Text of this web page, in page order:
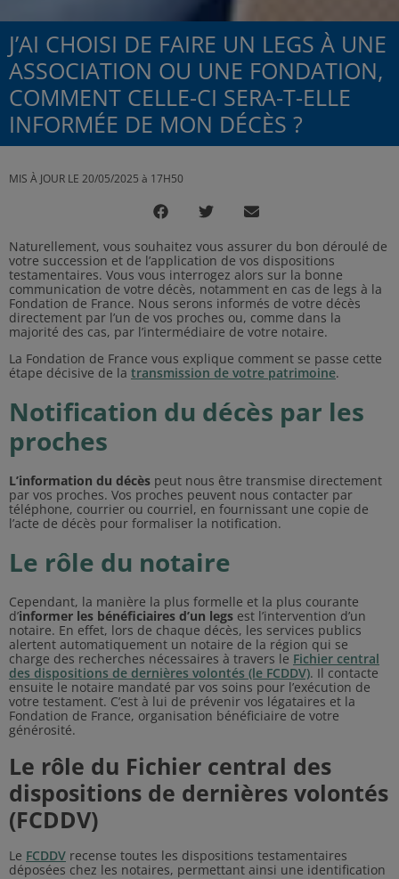
J’AI CHOISI DE FAIRE UN LEGS À UNE
ASSOCIATION OU UNE FONDATION,
COMMENT CELLE-CI SERA-T-ELLE
INFORMÉE DE MON DÉCÈS ?
MIS À JOUR LE 20/05/2025 à 17H50
Naturellement, vous souhaitez vous assurer du bon déroulé de
votre succession et de l’application de vos dispositions
testamentaires. Vous vous interrogez alors sur la bonne
communication de votre décès, notamment en cas de legs à la
Fondation de France. Nous serons informés de votre décès
directement par l’un de vos proches ou, comme dans la
majorité des cas, par l’intermédiaire de votre notaire.
La Fondation de France vous explique comment se passe cette
étape décisive de la transmission de votre patrimoine.
Notification du décès par les
proches
L’information du décès peut nous être transmise directement
par vos proches. Vos proches peuvent nous contacter par
téléphone, courrier ou courriel, en fournissant une copie de
l’acte de décès pour formaliser la notification.
Le rôle du notaire
Cependant, la manière la plus formelle et la plus courante
d’informer les bénéficiaires d’un legs est l’intervention d’un
notaire. En effet, lors de chaque décès, les services publics
alertent automatiquement un notaire de la région qui se
charge des recherches nécessaires à travers le Fichier central
des dispositions de dernières volontés (le FCDDV). Il contacte
ensuite le notaire mandaté par vos soins pour l’exécution de
votre testament. C’est à lui de prévenir vos légataires et la
Fondation de France, organisation bénéficiaire de votre
générosité.
Le rôle du Fichier central des
dispositions de dernières volontés
(FCDDV)
Le FCDDV recense toutes les dispositions testamentaires
déposées chez les notaires, permettant ainsi une identification